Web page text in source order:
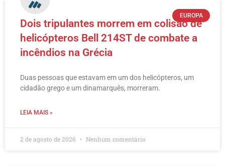
EUROPA
Dois tripulantes morrem em colisão de
helicópteros Bell 214ST de combate a
incêndios na Grécia
Duas pessoas que estavam em um dos helicópteros, um
cidadão grego e um dinamarquês, morreram.
LEIA MAIS »
2 de agosto de 2026 Nenhum comentário